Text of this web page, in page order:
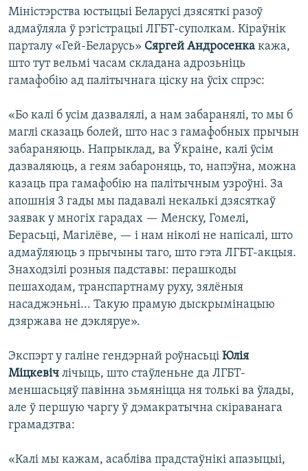
Міністэрства юстыцыі Беларусі дзясяткі разоў
адмаўляла ў рэгістрацыі ЛГБТ-суполкам. Кіраўнік
парталу «Гей-Беларусь» Сяргей Андросенка кажа,
што тут вельмі часам складана адрозьніць
гамафобію ад палітычнага ціску на ўсіх спрэс:
«Бо калі б усім дазвалялі, а нам забаранялі, то мы б
маглі сказаць болей, што нас з гамафобных прычын
забараняюць. Напрыклад, ва Ўкраіне, калі ўсім
дазваляюць, а геям забароняць, то, напэўна, можна
казаць пра гамафобію на палітычным узроўні. За
апошнія 3 гады мы падавалі некалькі дзясяткаў
заявак у многіх гарадах — Менску, Гомелі,
Берасьці, Магілёве, — і нам ніколі не напісалі, што
адмаўляюць з прычыны таго, што гэта ЛГБТ-акцыя.
Знаходзілі розныя падставы: перашкоды
пешаходам, транспартнаму руху, зялёныя
насаджэньні... Такую прамую дыскрымінацыю
дзяржава не дэкляруе».
Экспэрт у галіне гендэрнай роўнасьці Юлія
Міцкевіч лічыць, што стаўленьне да ЛГБТ-
меншасьцяў павінна зьмяніцца ня толькі ва ўлады,
але ў першую чаргу ў дэмакратычна скіраванага
грамадзтва:
«Калі мы кажам, асабліва прадстаўнікі апазыцыі,